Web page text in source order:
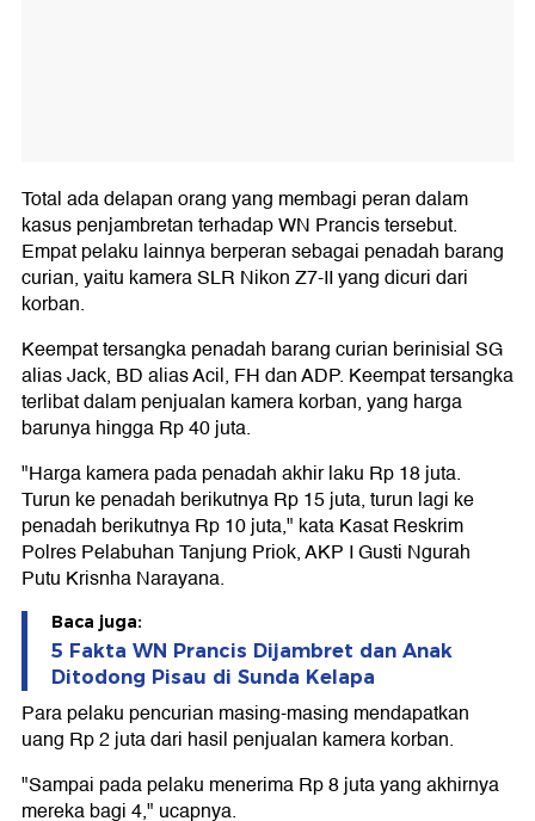
Total ada delapan orang yang membagi peran dalam
kasus penjambretan terhadap WN Prancis tersebut.
Empat pelaku lainnya berperan sebagai penadah barang
curian, yaitu kamera SLR Nikon Z7-II yang dicuri dari
korban.
Keempat tersangka penadah barang curian berinisial SG
alias Jack, BD alias Acil, FH dan ADP. Keempat tersangka
terlibat dalam penjualan kamera korban, yang harga
barunya hingga Rp 40 juta.
"Harga kamera pada penadah akhir laku Rp 18 juta.
Turun ke penadah berikutnya Rp 15 juta, turun lagi ke
penadah berikutnya Rp 10 juta," kata Kasat Reskrim
Polres Pelabuhan Tanjung Priok, AKP I Gusti Ngurah
Putu Krisnha Narayana.
Baca juga:
5 Fakta WN Prancis Dijambret dan Anak
Ditodong Pisau di Sunda Kelapa
Para pelaku pencurian masing-masing mendapatkan
uang Rp 2 juta dari hasil penjualan kamera korban.
"Sampai pada pelaku menerima Rp 8 juta yang akhirnya
mereka bagi 4," ucapnya.